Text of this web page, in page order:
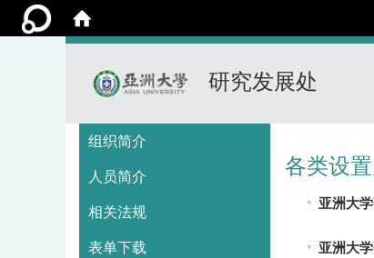
研究发展处
组织简介
人员简介
相关法规
表单下载
各类设
亚洲大
亚洲大